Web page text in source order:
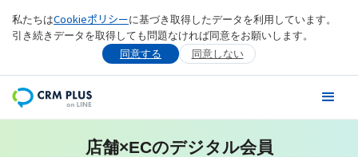
私たちはCookieポリシーに基づき取得したデータを利用しています。
引き続きデータを取得しても問題なければ同意をお願いします。
同意する
同意しない
店舗×ECのデジタル会員